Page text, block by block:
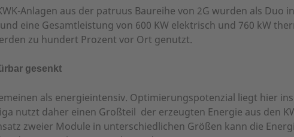
Anlagen aus der patruus Baureihe von 2G wurden als Duo
eine Gesamtleistung von 600 KW elektrisch und 760 kW
zu hundert Prozent vor Ort genutzt.
gesenkt
als energieintensiv. Optimierungspotenzial liegt hier
nutzt daher einen Großteil der erzeugten Energie aus den
zweier Module in unterschiedlichen Größen kann die